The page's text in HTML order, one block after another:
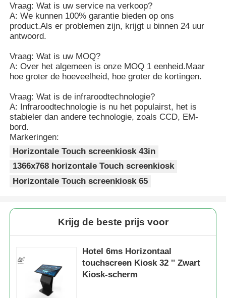
Vraag: Wat is uw service na verkoop?
A: We kunnen 100% garantie bieden op ons
product.Als er problemen zijn, krijgt u binnen 24 uur
antwoord.
Vraag: Wat is uw MOQ?
A: Over het algemeen is onze MOQ 1 eenheid.Maar
hoe groter de hoeveelheid, hoe groter de kortingen.
Vraag: Wat is de infraroodtechnologie?
A: Infraroodtechnologie is nu het populairst, het is
stabieler dan andere technologie, zoals CCD, EM-
bord.
Markeringen:
Horizontale Touch screenkiosk 43in
1366x768 horizontale Touch screenkiosk
Horizontale Touch screenkiosk 65
Krijg de beste prijs voor
Hotel 6ms Horizontaal
touchscreen Kiosk 32 '' Zwart
Kiosk-scherm